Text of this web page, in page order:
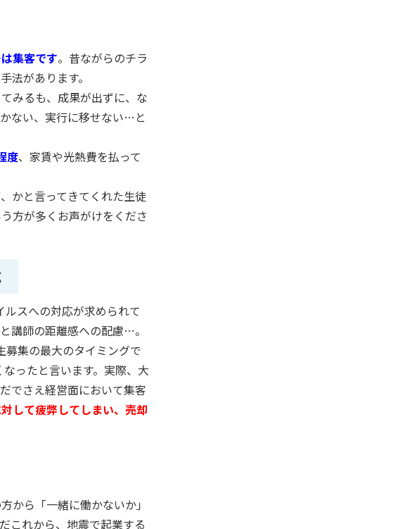
集客です。昔ながらのチラ
法があります。
みるも、成果が出ずに、な
ない、実行に移せない… と
度、家賃や光熱費を払って
かと言ってきてくれた生徒
方が多くお声がけをくださ
スへの対応が求められて
講師の距離感への配慮…。
募集の最大のタイミングで
ったと言います。実際、大
でさえ経営面において集客
して疲弊してしまい、売却
から「一緒に働かないか」
これから、地震で起業する